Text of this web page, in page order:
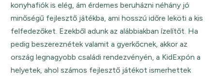
konyhafiók is elég, ám érdemes beruházni néhány jó
minőségű fejlesztő játékba, ami hosszú időre leköti a kis
felfedezőket. Ezekből adunk az alábbiakban ízelítőt. Ha
pedig beszereznétek valamit a gyerkőcnek, akkor az
ország legnagyobb családi rendezvényén, a KidExpón a
helyetek, ahol számos fejlesztő játékot ismerhettek